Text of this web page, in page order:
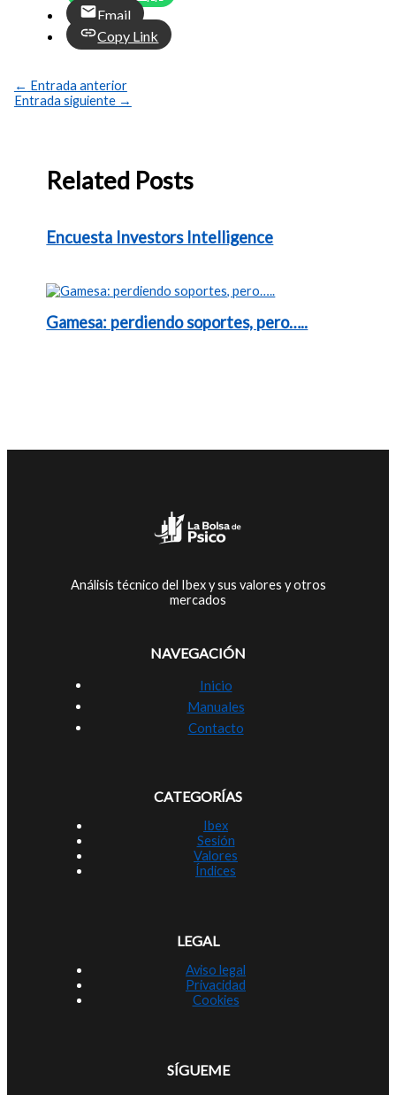
Email
Copy Link
← Entrada anterior
Entrada siguiente →
Related Posts
Encuesta Investors Intelligence
Gamesa: perdiendo soportes, pero…..
Análisis técnico del Ibex y sus valores y otros
mercados
NAVEGACIÓN
Inicio
Manuales
Contacto
CATEGORÍAS
Ibex
Sesión
Valores
Índices
LEGAL
Aviso legal
Privacidad
Cookies
SÍGUEME